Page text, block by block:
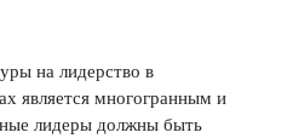
на лидерство в
является многогранным и
лидеры должны быть